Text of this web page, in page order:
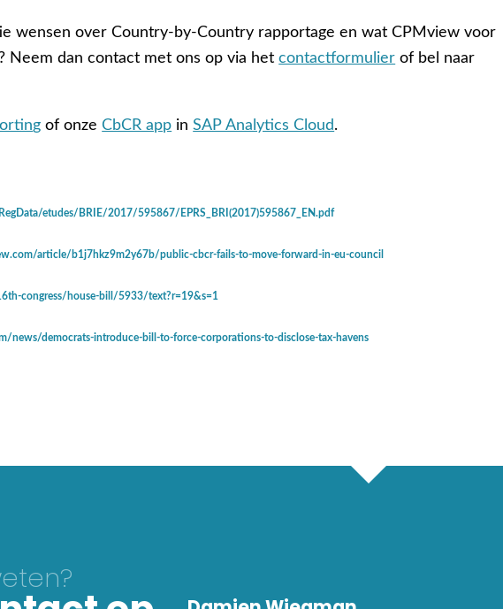
wensen over Country-by-Country rapportage en wat CPMview voor
Neem dan contact met ons op via hetcontactformulier of bel naar
g of onzeCbCR app inSAP Analytics Cloud.
etudes/BRIE/2017/595867/EPRS_BRI(2017)595867_EN.pdf
article/b1j7hkz9m2y67b/public-cbcr-fails-to-move-forward-in-eu-council
congress/house-bill/5933/text?r=19&s=1
news/democrats-introduce-bill-to-force-corporations-to-disclose-tax-havens